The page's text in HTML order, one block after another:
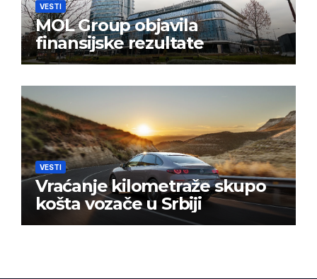
VESTI
MOL Group objavila
finansijske rezultate
VESTI
Vraćanje kilometraže skupo
košta vozače u Srbiji